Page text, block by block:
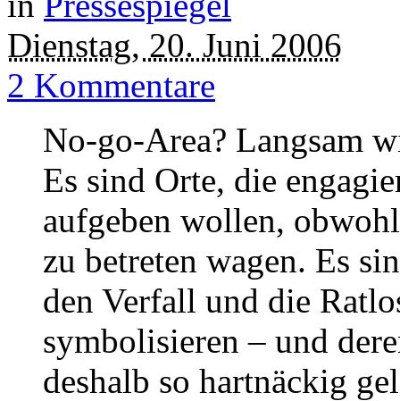
Dienstag, 20. Juni 2006
2 Kommentare
No-go-Area? Langsam
Es sind Orte, die
aufgeben wollen,
zu betreten wagen. Es
den Verfall und die
symbolisieren – und
deshalb so hartnäckig